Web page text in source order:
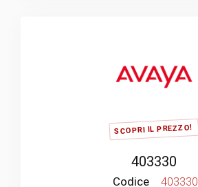
SCOPRI IL PREZZO!
403330
Codice 403330